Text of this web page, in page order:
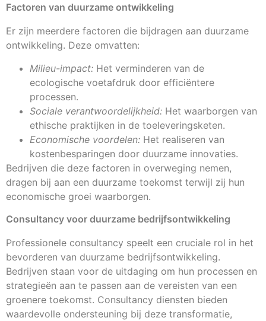
Factoren van duurzame ontwikkeling
Er zijn meerdere factoren die bijdragen aan duurzame
ontwikkeling. Deze omvatten:
Milieu-impact: Het verminderen van de
ecologische voetafdruk door efficiëntere
processen.
Sociale verantwoordelijkheid: Het waarborgen van
ethische praktijken in de toeleveringsketen.
Economische voordelen: Het realiseren van
kostenbesparingen door duurzame innovaties.
Bedrijven die deze factoren in overweging nemen,
dragen bij aan een duurzame toekomst terwijl zij hun
economische groei waarborgen.
Consultancy voor duurzame bedrijfsontwikkeling
Professionele consultancy speelt een cruciale rol in het
bevorderen van duurzame bedrijfsontwikkeling.
Bedrijven staan voor de uitdaging om hun processen en
strategieën aan te passen aan de vereisten van een
groenere toekomst. Consultancy diensten bieden
waardevolle ondersteuning bij deze transformatie,